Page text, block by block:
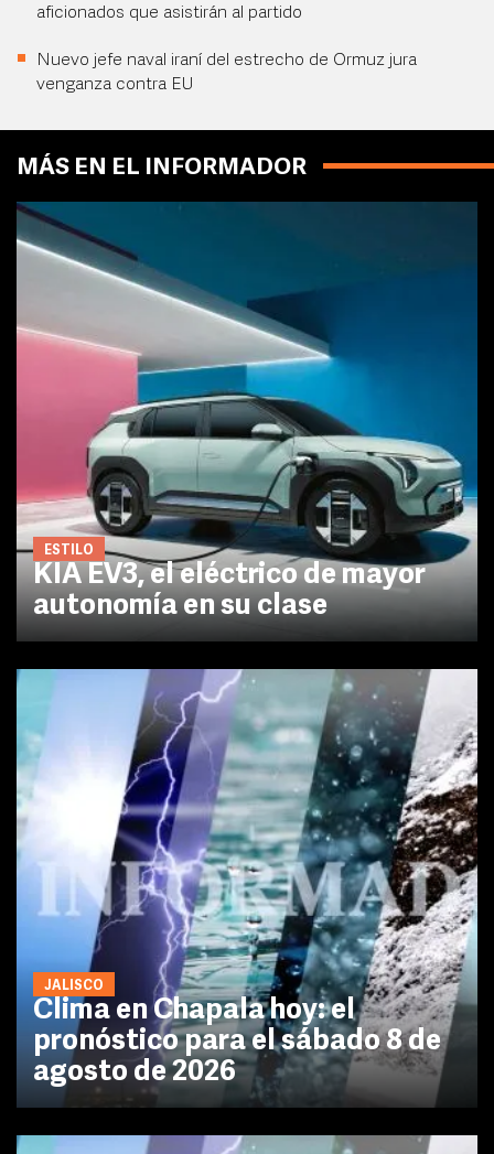
aficionados que asistirán al partido
Nuevo jefe naval iraní del estrecho de Ormuz jura
venganza contra EU
MÁS EN EL INFORMADOR
ESTILO
KIA EV3, el eléctrico de mayor
autonomía en su clase
JALISCO
Clima en Chapala hoy: el
pronóstico para el sábado 8 de
agosto de 2026